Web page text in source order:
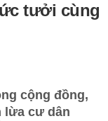
tưởi cùng
cộng đồng,
lừa cư dân